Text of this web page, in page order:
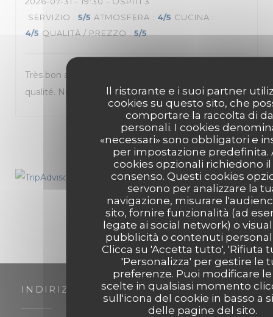
Il ristorante e i suoi partner
cookies su questo sito, che
comportare la raccolta di
personali. I cookies
«necessari» sono obbligatori e
per impostazione predefinita.
cookies opzionali richiedono
consenso. Questi cookies
servono per analizzare la
navigazione, misurare
sito, fornire funzionalità (ad
legate ai social network) o
pubblicità o contenuti
Clicca su 'Accetta tutto', 'Rifiuta
'Personalizza' per gestire le
preferenze. Puoi modificare
scelte in qualsiasi momento
sull'icona del cookie in basso a
delle pagine del sito.
SERVIZIO : 5/5 ATMOSFERA : 4/5 CUCINA :
4/5 QUALITÀ / PREZZO: 5/5
Très bon accueil. Lieu agréable et aéré. Cuisine de
qualité. Nous reviendrons avec plaisir.
1 2 3
INDIRIZZO